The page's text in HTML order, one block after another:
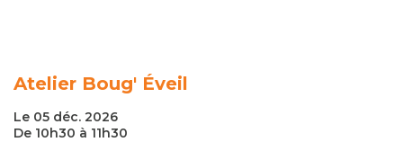
Atelier Boug' Éveil
Le 05 déc. 2026
De 10h30 à 11h30